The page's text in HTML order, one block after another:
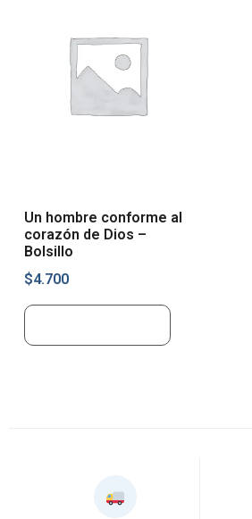
Un hombre conforme al
corazón de Dios –
Bolsillo
$4.700